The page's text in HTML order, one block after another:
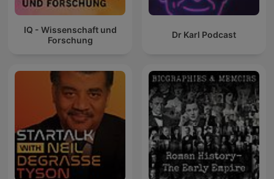
IQ - Wissenschaft und
Forschung
Dr Karl Podcast